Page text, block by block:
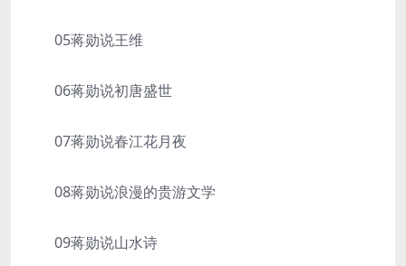
05蒋勋说王维
06蒋勋说初唐盛世
07蒋勋说春江花月夜
08蒋勋说浪漫的贵游文学
09蒋勋说山水诗